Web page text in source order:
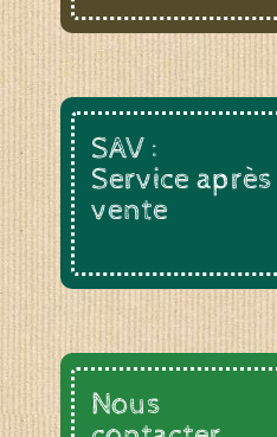
SAV :
Service après
vente
Nous